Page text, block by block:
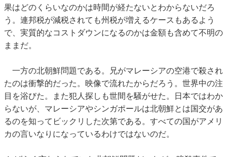
果はどのくらいなのかは時間が経たないとわからないだろ
う。連邦税が減税されても州税が増えるケースもあるよう
で、実質的なコストダウンになるのかは金額も含めて不明の
ままだ。
一方の北朝鮮問題である。兄がマレーシアの空港で殺され
たのは衝撃的だった。映像で流れたからだろう。世界中の注
目を浴びた。また犯人探しも世間を騒がせた。日本ではわか
らないが、マレーシアやシンガポールは北朝鮮とは国交があ
るのを知ってビックリした次第である。すべての国がアメリ
カの言いなりになっているわけではないのだ。